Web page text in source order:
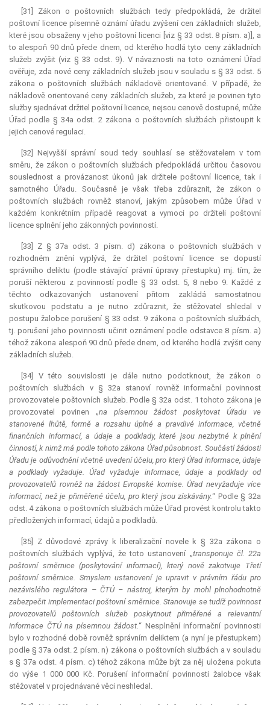
[31] Zákon o poštovních službách tedy předpokládá, že držitel
poštovní licence písemně oznámí úřadu zvýšení cen základních služeb,
které jsou obsaženy v jeho poštovní licenci [viz § 33 odst. 8 písm. a)], a
to alespoň 90 dnů přede dnem, od kterého hodlá tyto ceny základních
služeb zvýšit (viz § 33 odst. 9). V návaznosti na toto oznámení Úřad
ověřuje, zda nové ceny základních služeb jsou v souladu s § 33 odst. 5
zákona o poštovních službách nákladově orientované. V případě, že
nákladově orientované ceny základních služeb, za které je povinen tyto
služby sjednávat držitel poštovní licence, nejsou cenově dostupné, může
Úřad podle § 34a odst. 2 zákona o poštovních službách přistoupit k
jejich cenové regulaci.
[32] Nejvyšší správní soud tedy souhlasí se stěžovatelem v tom
směru, že zákon o poštovních službách předpokládá určitou časovou
souslednost a provázanost úkonů jak držitele poštovní licence, tak i
samotného Úřadu. Současně je však třeba zdůraznit, že zákon o
poštovních službách rovněž stanoví, jakým způsobem může Úřad v
každém konkrétním případě reagovat a vymoci po držiteli poštovní
licence splnění jeho zákonných povinností.
[33] Z § 37a odst. 3 písm. d) zákona o poštovních službách v
rozhodném znění vyplývá, že držitel poštovní licence se dopustí
správního deliktu (podle stávající právní úpravy přestupku) mj. tím, že
poruší některou z povinností podle § 33 odst. 5, 8 nebo 9. Každé z
těchto odkazovaných ustanovení přitom zakládá samostatnou
skutkovou podstatu a je nutno zdůraznit, že stěžovatel shledal v
postupu žalobce porušení § 33 odst. 9 zákona o poštovních službách,
tj. porušení jeho povinnosti učinit oznámení podle odstavce 8 písm. a)
téhož zákona alespoň 90 dnů přede dnem, od kterého hodlá zvýšit ceny
základních služeb.
[34] V této souvislosti je dále nutno podotknout, že zákon o
poštovních službách v § 32a stanoví rovněž informační povinnost
provozovatele poštovních služeb. Podle § 32a odst. 1 tohoto zákona je
provozovatel povinen „na písemnou žádost poskytovat Úřadu ve
stanovené lhůtě, formě a rozsahu úplné a pravdivé informace, včetně
finančních informací, a údaje a podklady, které jsou nezbytné k plnění
činností, k nimž má podle tohoto zákona Úřad působnost. Součástí žádosti
Úřadu je odůvodnění včetně uvedení účelu, pro který Úřad informace, údaje
a podklady vyžaduje. Úřad vyžaduje informace, údaje a podklady od
provozovatelů rovněž na žádost Evropské komise. Úřad nevyžaduje více
informací, než je přiměřené účelu, pro který jsou získávány.“ Podle § 32a
odst. 4 zákona o poštovních službách může Úřad provést kontrolu takto
předložených informací, údajů a podkladů.
[35] Z důvodové zprávy k liberalizační novele k § 32a zákona o
poštovních službách vyplývá, že toto ustanovení „transponuje čl. 22a
poštovní směrnice (poskytování informací), který nově zakotvuje Třetí
poštovní směrnice. Smyslem ustanovení je upravit v právním řádu pro
nezávislého regulátora – ČTÚ – nástroj, kterým by mohl plnohodnotně
zabezpečit implementaci poštovní směrnice. Stanovuje se tudíž povinnost
provozovatelů poštovních služeb poskytnout přiměřené a relevantní
informace ČTÚ na písemnou žádost.“ Nesplnění informační povinnosti
bylo v rozhodné době rovněž správním deliktem (a nyní je přestupkem)
podle § 37a odst. 2 písm. n) zákona o poštovních službách a v souladu
s § 37a odst. 4 písm. c) téhož zákona může být za něj uložena pokuta
do výše 1 000 000 Kč. Porušení informační povinnosti žalobce však
stěžovatel v projednávané věci neshledal.